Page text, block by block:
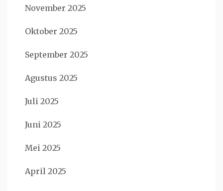
November 2025
Oktober 2025
September 2025
Agustus 2025
Juli 2025
Juni 2025
Mei 2025
April 2025